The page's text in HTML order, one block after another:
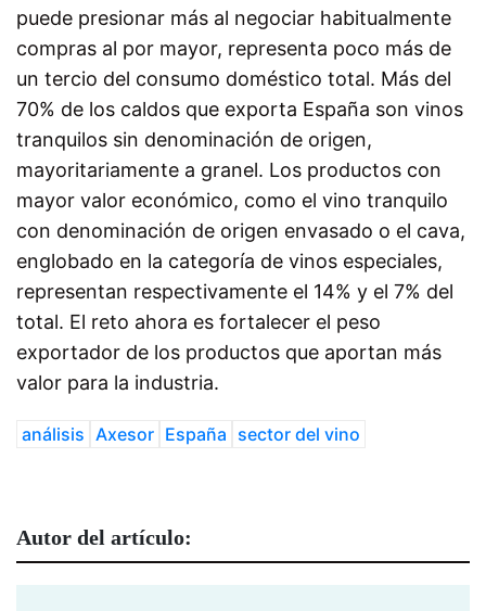
puede presionar más al negociar habitualmente
compras al por mayor, representa poco más de
un tercio del consumo doméstico total. Más del
70% de los caldos que exporta España son vinos
tranquilos sin denominación de origen,
mayoritariamente a granel. Los productos con
mayor valor económico, como el vino tranquilo
con denominación de origen envasado o el cava,
englobado en la categoría de vinos especiales,
representan respectivamente el 14% y el 7% del
total. El reto ahora es fortalecer el peso
exportador de los productos que aportan más
valor para la industria.
análisis Axesor España sector del vino
Autor del artículo: